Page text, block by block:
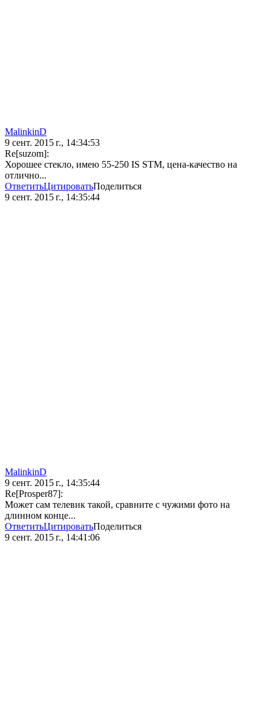
MalinkinD
9 сент. 2015 г., 14:34:53
Re[suzom]:
Хорошее стекло, имею 55-250 IS STM, цена-качество на
отлично...
ОтветитьЦитироватьПоделиться
9 сент. 2015 г., 14:35:44
MalinkinD
9 сент. 2015 г., 14:35:44
Re[Prosper87]:
Может сам телевик такой, сравните с чужими фото на
длинном конце...
ОтветитьЦитироватьПоделиться
9 сент. 2015 г., 14:41:06